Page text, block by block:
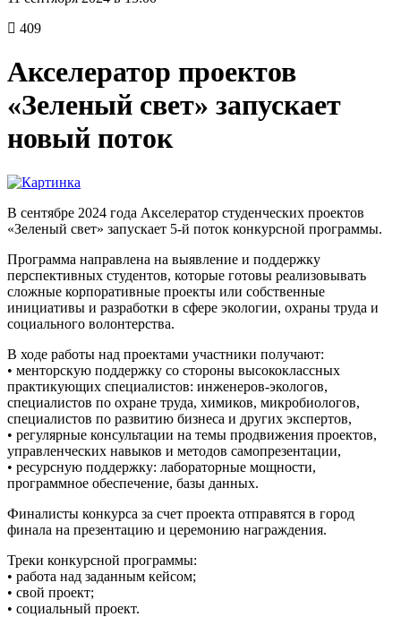
409
Акселератор проектов
«Зеленый свет» запускает
новый поток
В сентябре 2024 года Акселератор студенческих проектов
«Зеленый свет» запускает 5-й поток конкурсной программы.
Программа направлена на выявление и поддержку
перспективных студентов, которые готовы реализовывать
сложные корпоративные проекты или собственные
инициативы и разработки в сфере экологии, охраны труда и
социального волонтерства.
В ходе работы над проектами участники получают:
• менторскую поддержку со стороны высококлассных
практикующих специалистов: инженеров-экологов,
специалистов по охране труда, химиков, микробиологов,
специалистов по развитию бизнеса и других экспертов,
• регулярные консультации на темы продвижения проектов,
управленческих навыков и методов самопрезентации,
• ресурсную поддержку: лабораторные мощности,
программное обеспечение, базы данных.
Финалисты конкурса за счет проекта отправятся в город
финала на презентацию и церемонию награждения.
Треки конкурсной программы:
• работа над заданным кейсом;
• свой проект;
• социальный проект.